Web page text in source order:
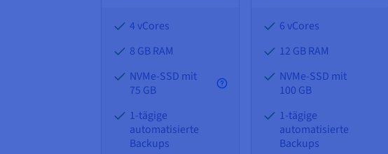
4 vCores
8 GBRAM
NVMe-SSD mit
75 GB
1-tägige
automatisierte
Backups
6 vCores
12 GBRAM
NVMe-SSD mit
100 GB
1-tägige
automatisierte
Backups